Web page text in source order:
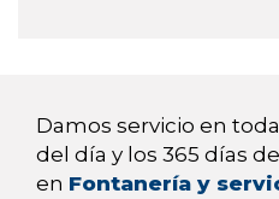
Damos servicio en
del día y los 365 días
en Fontanería y